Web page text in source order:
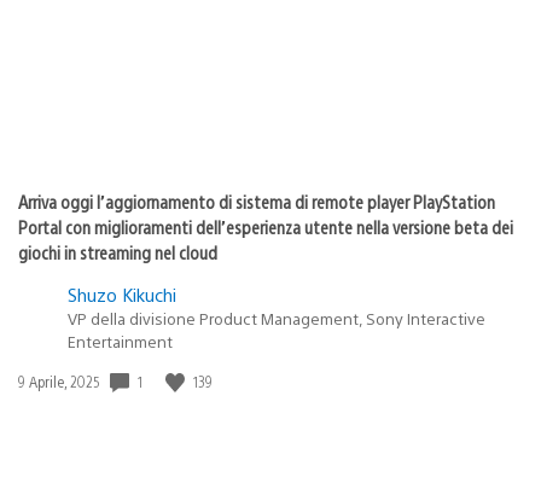
Arriva oggi l’aggiornamento di sistema di remote player PlayStation
Portal con miglioramenti dell’esperienza utente nella versione beta dei
giochi in streaming nel cloud
Shuzo Kikuchi
VP della divisione Product Management, Sony Interactive
Entertainment
Data
9 Aprile, 2025 1 139